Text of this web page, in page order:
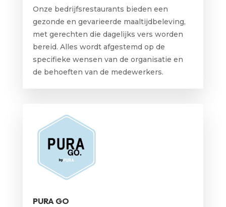
Onze bedrijfsrestaurants bieden een
gezonde en gevarieerde maaltijdbeleving,
met gerechten die dagelijks vers worden
bereid. Alles wordt afgestemd op de
specifieke wensen van de organisatie en
de behoeften van de medewerkers.
PURA GO